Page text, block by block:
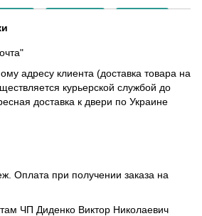
адресу клиента (доставка товара на
курьерской службой до
доставка к двери по Украине
Оплата при получении заказа на
ЧП Диденко Виктор Николаевич